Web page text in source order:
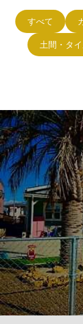
すべて
土間・タ